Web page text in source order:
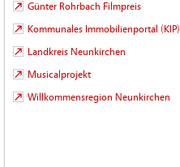
Günter Rohrbach Filmpreis
Kommunales Immobilienportal (KIP)
Landkreis Neunkirchen
Musicalprojekt
Willkommensregion Neunkirchen